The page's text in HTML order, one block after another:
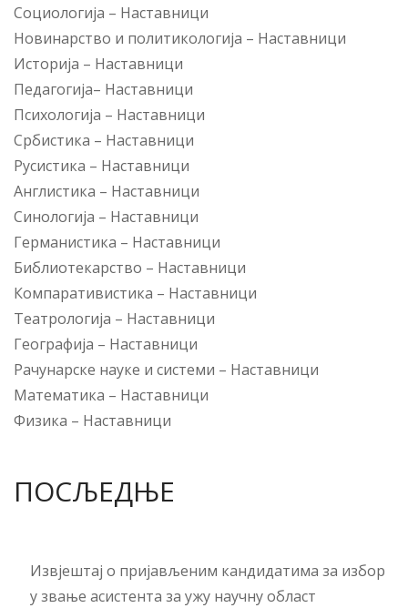
Социологија – Наставници
Новинарство и политикологија – Наставници
Историја – Наставници
Педагогија– Наставници
Психологија – Наставници
Србистика – Наставници
Русистика – Наставници
Англистика – Наставници
Синологија – Наставници
Германистика – Наставници
Библиотекарство – Наставници
Компаративистика – Наставници
Театрологија – Наставници
Географија – Наставници
Рачунарске науке и системи – Наставници
Математика – Наставници
Физика – Наставници
ПОСЉЕДЊЕ
Извјештај о пријављеним кандидатима за избор
у звање асистента за ужу научну област